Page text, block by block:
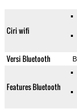
Ciri wifi
Versi Bluetooth
Features Bluetooth